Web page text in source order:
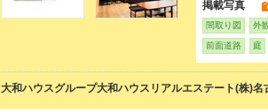
掲載写真
間取り図 外
前面道路 庭
大和ハウスグループ大和ハウスリアルエステート(株)名